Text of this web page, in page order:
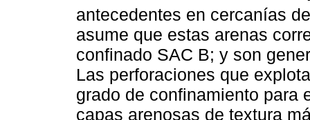
antecedentes en cercanías
asume que estas arenas
confinado SAC B; y son
Las perforaciones que
grado de confinamiento para
capas arenosas de textura